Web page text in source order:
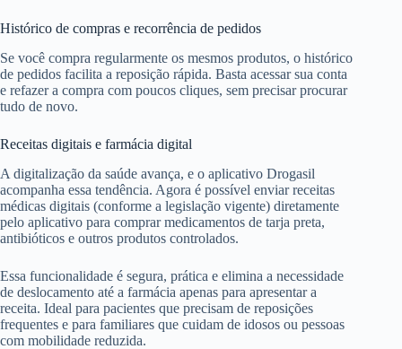
Histórico de compras e recorrência de pedidos
Se você compra regularmente os mesmos produtos, o histórico
de pedidos facilita a reposição rápida. Basta acessar sua conta
e refazer a compra com poucos cliques, sem precisar procurar
tudo de novo.
Receitas digitais e farmácia digital
A digitalização da saúde avança, e o aplicativo Drogasil
acompanha essa tendência. Agora é possível enviar receitas
médicas digitais (conforme a legislação vigente) diretamente
pelo aplicativo para comprar medicamentos de tarja preta,
antibióticos e outros produtos controlados.
Essa funcionalidade é segura, prática e elimina a necessidade
de deslocamento até a farmácia apenas para apresentar a
receita. Ideal para pacientes que precisam de reposições
frequentes e para familiares que cuidam de idosos ou pessoas
com mobilidade reduzida.